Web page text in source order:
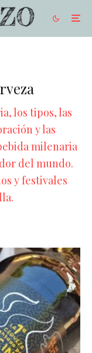
los tipos, las
y las
milenaria
del mundo.
y festivales